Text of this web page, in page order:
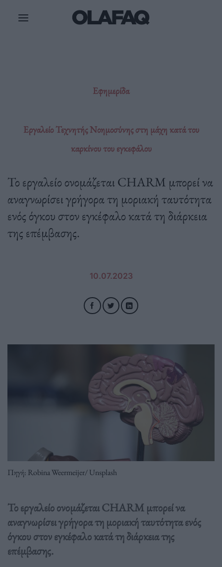
Εφημερίδα
Εργαλείο Τεχνητής Νοημοσύνης στη μάχη κατά του
καρκίνου του εγκεφάλου
Το εργαλείο ονομάζεται CHARM μπορεί να
αναγνωρίσει γρήγορα τη μοριακή ταυτότητα
ενός όγκου στον εγκέφαλο κατά τη διάρκεια
της επέμβασης.
10.07.2023
Πηγή: Robina Weermeijer/ Unsplash
Το εργαλείο ονομάζεται CHARM μπορεί να
αναγνωρίσει γρήγορα τη μοριακή ταυτότητα ενός
όγκου στον εγκέφαλο κατά τη διάρκεια της
επέμβασης.